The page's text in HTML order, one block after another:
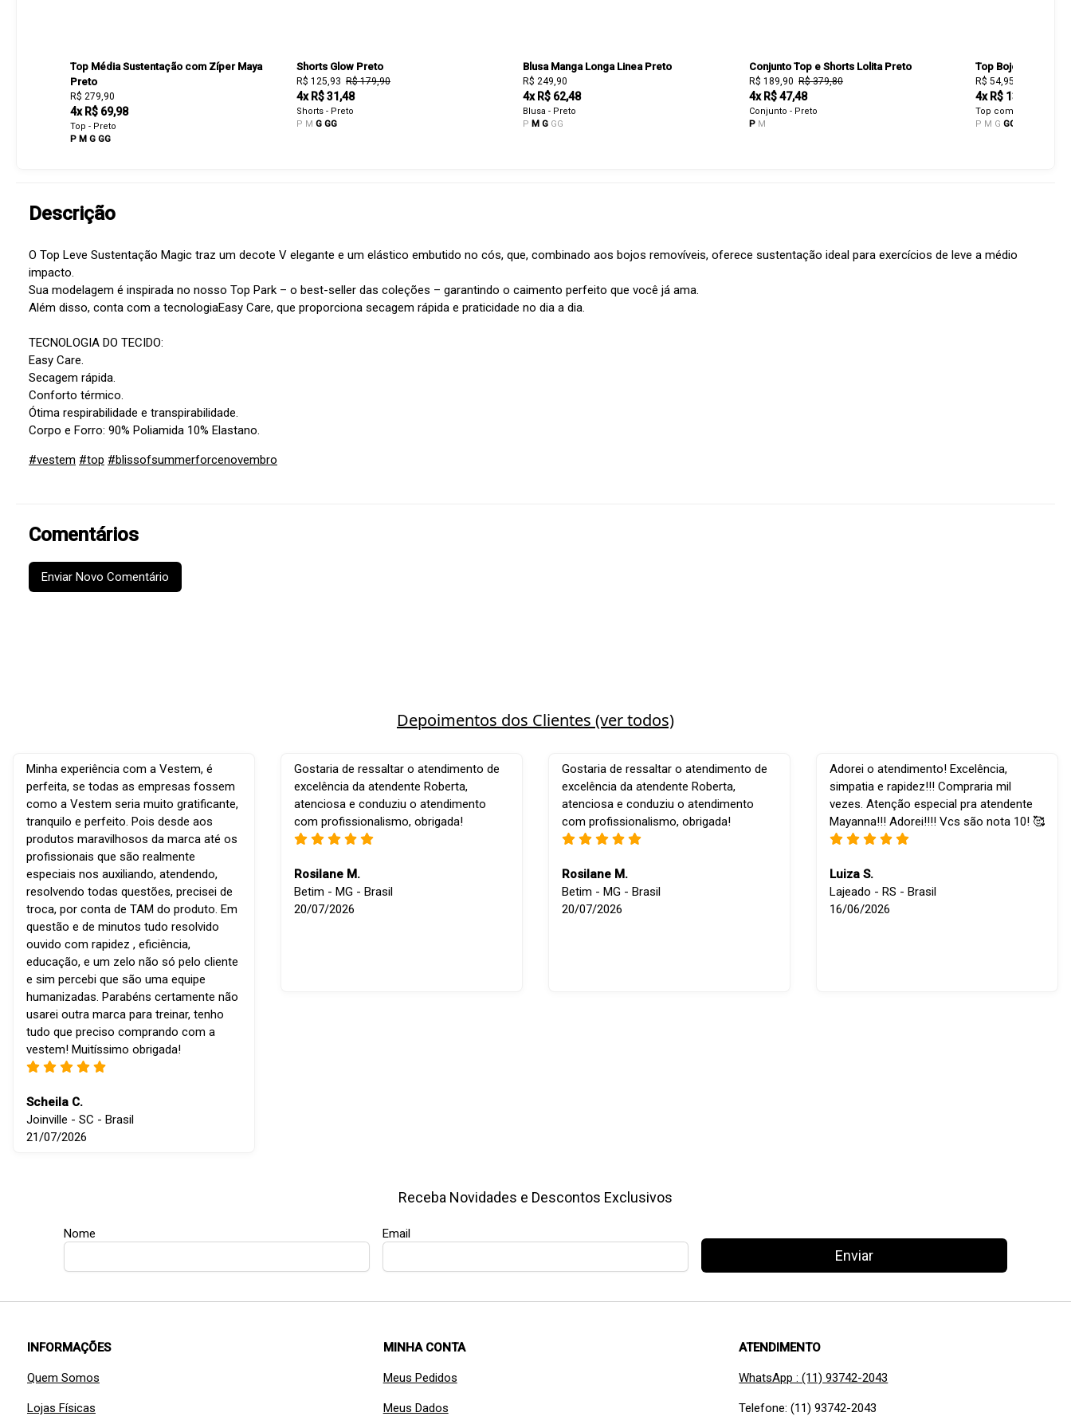
Top Média Sustentação com Zíper Maya
Preto
R$ 279,90
4x R$ 69,98
Top - Preto
P M G GG
Shorts Glow Preto
R$ 125,93 R$ 179,90
4x R$ 31,48
Shorts - Preto
P M G GG
Blusa Manga Longa Linea Preto
R$ 249,90
4x R$ 62,48
Blusa - Preto
P M G GG
Conjunto Top e Shorts Lolita Preto
R$ 189,90 R$ 379,80
4x R$ 47,48
Conjunto - Preto
P M
Top Bojo Cruzado
R$ 54,95
4x R$ 13,74
Top com Bojo - Preto
P M G GG
Descrição
O Top Leve Sustentação Magic traz um decote V elegante e um elástico embutido no cós, que, combinado aos bojos removíveis, oferece sustentação ideal para exercícios de leve a médio
impacto.
Sua modelagem é inspirada no nosso Top Park – o best-seller das coleções – garantindo o caimento perfeito que você já ama.
Além disso, conta com a tecnologiaEasy Care, que proporciona secagem rápida e praticidade no dia a dia.
TECNOLOGIA DO TECIDO:
Easy Care.
Secagem rápida.
Conforto térmico.
Ótima respirabilidade e transpirabilidade.
Corpo e Forro: 90% Poliamida 10% Elastano.
#vestem #top #blissofsummerforcenovembro
Comentários
Enviar Novo Comentário
Depoimentos dos Clientes (ver todos)
Minha experiência com a Vestem, é
perfeita, se todas as empresas fossem
como a Vestem seria muito gratificante,
tranquilo e perfeito. Pois desde aos
produtos maravilhosos da marca até os
profissionais que são realmente
especiais nos auxiliando, atendendo,
resolvendo todas questões, precisei de
troca, por conta de TAM do produto. Em
questão e de minutos tudo resolvido
ouvido com rapidez , eficiência,
educação, e um zelo não só pelo cliente
e sim percebi que são uma equipe
humanizadas. Parabéns certamente não
usarei outra marca para treinar, tenho
tudo que preciso comprando com a
vestem! Muitíssimo obrigada!
Scheila C.
Joinville - SC - Brasil
21/07/2026
Gostaria de ressaltar o atendimento de
excelência da atendente Roberta,
atenciosa e conduziu o atendimento
com profissionalismo, obrigada!
Rosilane M.
Betim - MG - Brasil
20/07/2026
Gostaria de ressaltar o atendimento de
excelência da atendente Roberta,
atenciosa e conduziu o atendimento
com profissionalismo, obrigada!
Rosilane M.
Betim - MG - Brasil
20/07/2026
Adorei o atendimento! Excelência,
simpatia e rapidez!!! Compraria mil
vezes. Atenção especial pra atendente
Mayanna!!! Adorei!!!! Vcs são nota 10! 🥰
Luiza S.
Lajeado - RS - Brasil
16/06/2026
Receba Novidades e Descontos Exclusivos
Nome Email
Enviar
INFORMAÇÕES
Quem Somos
Lojas Físicas
MINHA CONTA
Meus Pedidos
Meus Dados
ATENDIMENTO
WhatsApp : (11) 93742-2043
Telefone: (11) 93742-2043